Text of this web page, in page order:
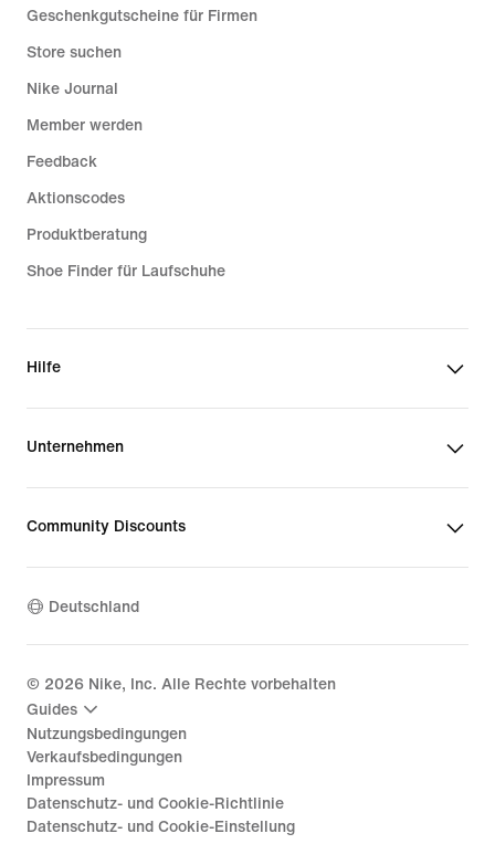
Geschenkgutscheine für Firmen
Store suchen
Nike Journal
Member werden
Feedback
Aktionscodes
Produktberatung
Shoe Finder für Laufschuhe
Hilfe
Unternehmen
Community Discounts
Deutschland
© 2026 Nike, Inc. Alle Rechte vorbehalten
Guides
Nutzungsbedingungen
Verkaufsbedingungen
Impressum
Datenschutz- und Cookie-Richtlinie
Datenschutz- und Cookie-Einstellung